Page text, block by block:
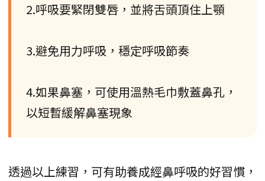
2.呼吸要緊閉雙唇，並將舌頭頂住上顎
3.避免用力呼吸，穩定呼吸節奏
4.如果鼻塞，可使用溫熱毛巾敷蓋鼻孔，
以短暫緩解鼻塞現象
透過以上練習，可有助養成經鼻呼吸的好習慣，